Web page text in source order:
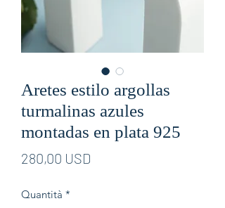
Aretes estilo argollas
turmalinas azules
montadas en plata 925
280,00 USD
Quantità *